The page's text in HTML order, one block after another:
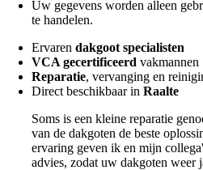
Uw gegevens worden alleen
te handelen.
Ervarendakgoot specialisten
VCA gecertificeerdvakmannen
Reparatie, vervanging en
Direct beschikbaar inRaalte
Soms is een kleine reparatie
van de dakgoten de beste
ervaring geven ik en mijn
advies, zodat uw dakgoten weer